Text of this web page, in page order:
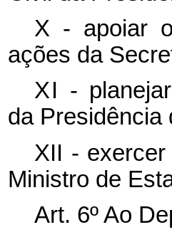
X - apoiar
ações da
XI -
da Presidência
XII -
Ministro de
Art. 6º Ao